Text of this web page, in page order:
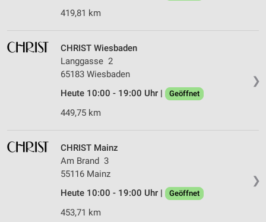
419,81 km
❯
CHRIST Wiesbaden
Langgasse 2
65183 Wiesbaden
Heute 10:00 - 19:00 Uhr |
Geöffnet
449,75 km
❯
CHRIST Mainz
Am Brand 3
55116 Mainz
Heute 10:00 - 19:00 Uhr |
Geöffnet
453,71 km